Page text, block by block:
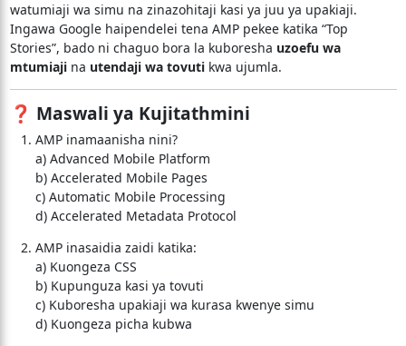
watumiaji wa simu na zinazohitaji kasi ya juu ya upakiaji.
Ingawa Google haipendelei tena AMP pekee katika “Top
Stories”, bado ni chaguo bora la kuboresha uzoefu wa
mtumiajina utendaji wa tovutikwa ujumla.
❓ Maswali ya Kujitathmini
AMP inamaanisha nini?
a) Advanced Mobile Platform
b) Accelerated Mobile Pages
c) Automatic Mobile Processing
d) Accelerated Metadata Protocol
AMP inasaidia zaidi katika:
a) Kuongeza CSS
b) Kupunguza kasi ya tovuti
c) Kuboresha upakiaji wa kurasa kwenye simu
d) Kuongeza picha kubwa